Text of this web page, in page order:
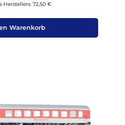
Herstellers: 72,50 €
Warenkorb